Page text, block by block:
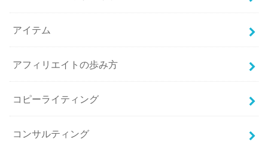
アイテム
アフィリエイトの歩み方
コピーライティング
コンサルティング